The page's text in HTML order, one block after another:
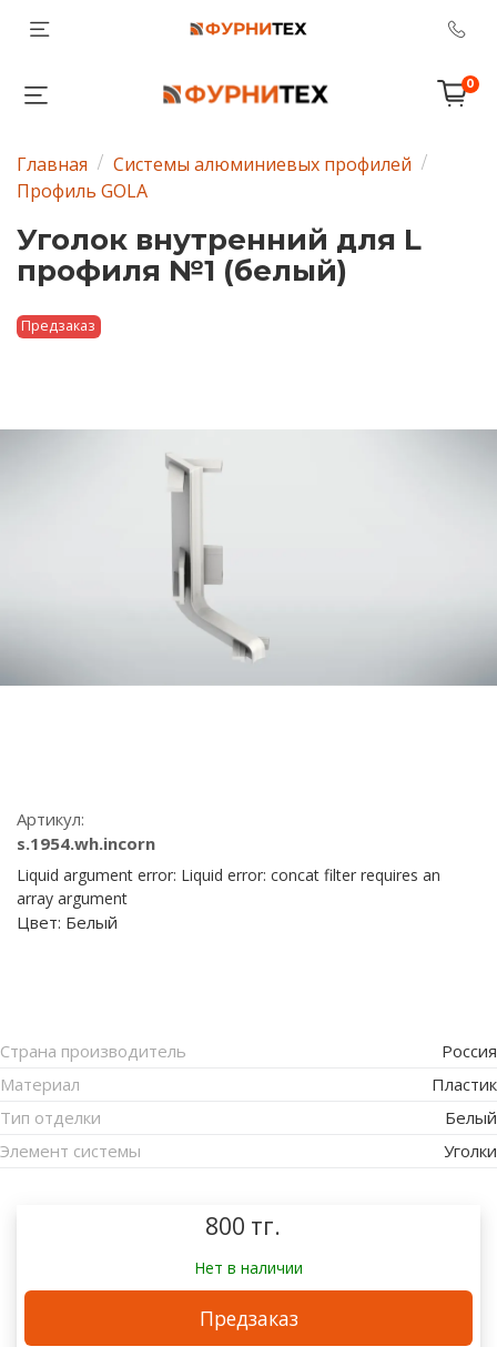
0
Главная
Системы алюминиевых профилей
Профиль GOLA
Уголок внутренний для L
профиля №1 (белый)
Предзаказ
Артикул:
s.1954.wh.incorn
Liquid argument error: Liquid error: concat filter requires an
array argument
Цвет: Белый
Страна производитель
Россия
Материал
Пластик
Тип отделки
Белый
Элемент системы
Уголки
800 тг.
Нет в наличии
Предзаказ